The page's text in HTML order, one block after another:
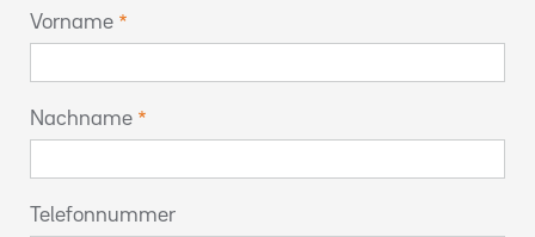
Vorname
Nachname
Telefonnummer